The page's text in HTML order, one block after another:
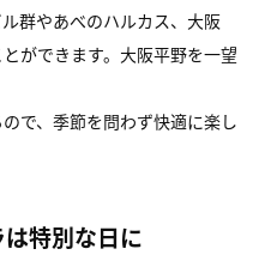
群やあべのハルカス、大阪
ができます。大阪平野を一望
で、季節を問わず快適に楽し
特別な日に